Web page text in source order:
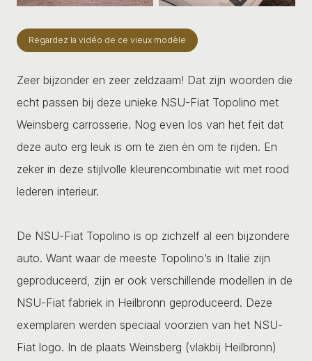
Regardez la vidéo de ce vieux modèle
Zeer bijzonder en zeer zeldzaam! Dat zijn woorden die
echt passen bij deze unieke NSU-Fiat Topolino met
Weinsberg carrosserie. Nog even los van het feit dat
deze auto erg leuk is om te zien èn om te rijden. En
zeker in deze stijlvolle kleurencombinatie wit met rood
lederen interieur.
De NSU-Fiat Topolino is op zichzelf al een bijzondere
auto. Want waar de meeste Topolino’s in Italië zijn
geproduceerd, zijn er ook verschillende modellen in de
NSU-Fiat fabriek in Heilbronn geproduceerd. Deze
exemplaren werden speciaal voorzien van het NSU-
Fiat logo. In de plaats Weinsberg (vlakbij Heilbronn)